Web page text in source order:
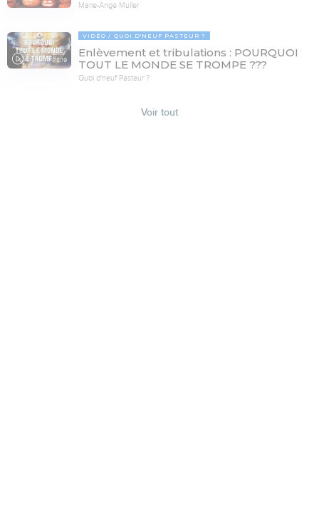
Marie-Ange Muller
78:19
VIDÉO QUOI D'NEUF PASTEUR ?
Enlèvement et tribulations : POURQUOI
TOUT LE MONDE SE TROMPE ???
Quoi d'neuf Pasteur ?
Voir tout